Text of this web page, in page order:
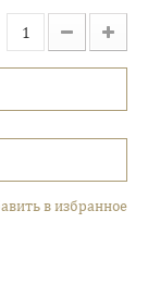
в избранное